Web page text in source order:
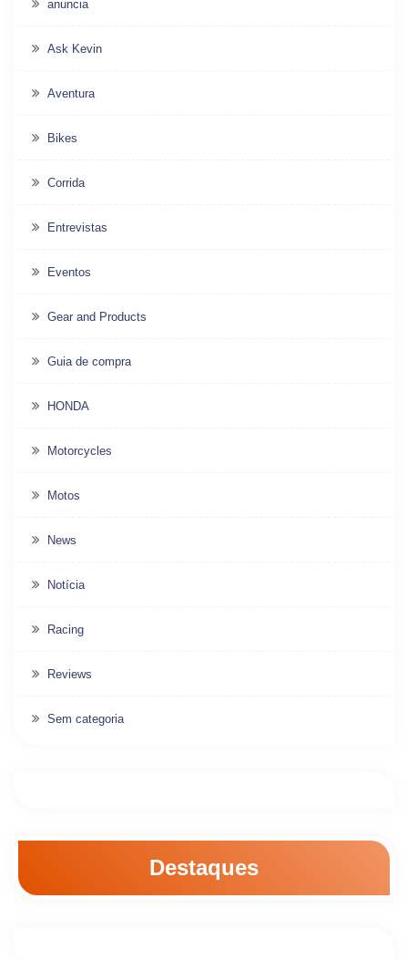
anuncia
Ask Kevin
Aventura
Bikes
Corrida
Entrevistas
Eventos
Gear and Products
Guia de compra
HONDA
Motorcycles
Motos
News
Notícia
Racing
Reviews
Sem categoria
Destaques